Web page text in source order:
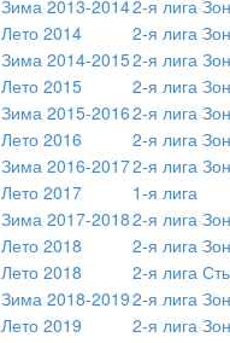
Зима 2013-20142-я лига
Лето 2014
2-я лига
Зима 2014-20152-я лига
Лето 2015
2-я лига
Зима 2015-20162-я лига
Лето 2016
2-я лига
Зима 2016-20172-я лига
Лето 2017
1-я лига
Зима 2017-20182-я лига
Лето 2018
2-я лига
Лето 2018
2-я лига
Зима 2018-20192-я лига
Лето 2019
2-я лига